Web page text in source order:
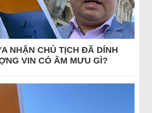
NHẬN CHỦ TỊCH ĐÃ DÍNH
VIN CÓ ÂM MƯU GÌ?